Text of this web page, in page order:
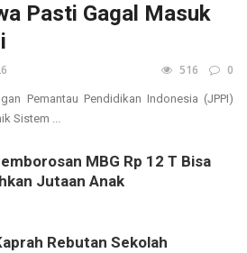
Pasti Gagal Masuk
516 0
Pemantau Pendidikan Indonesia (JPPI)
Sistem ...
MBG Rp 12 T Bisa
Jutaan Anak
Rebutan Sekolah